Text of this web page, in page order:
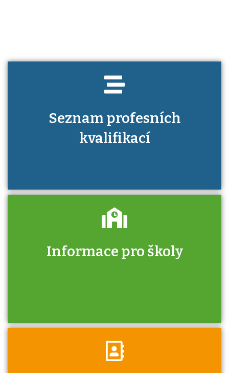
Seznam profesních
kvalifikací
Informace pro školy
Zjistěte, jak se přihlásit ke zkoušce a kde